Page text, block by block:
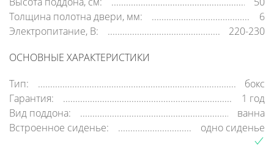
Толщина полотна двери, мм:
6
Электропитание, В:
220-230
ОСНОВНЫЕ ХАРАКТЕРИСТИКИ
Тип:
бокс
Гарантия:
1 год
Вид поддона:
ванна
Встроенное сиденье:
одно сиденье